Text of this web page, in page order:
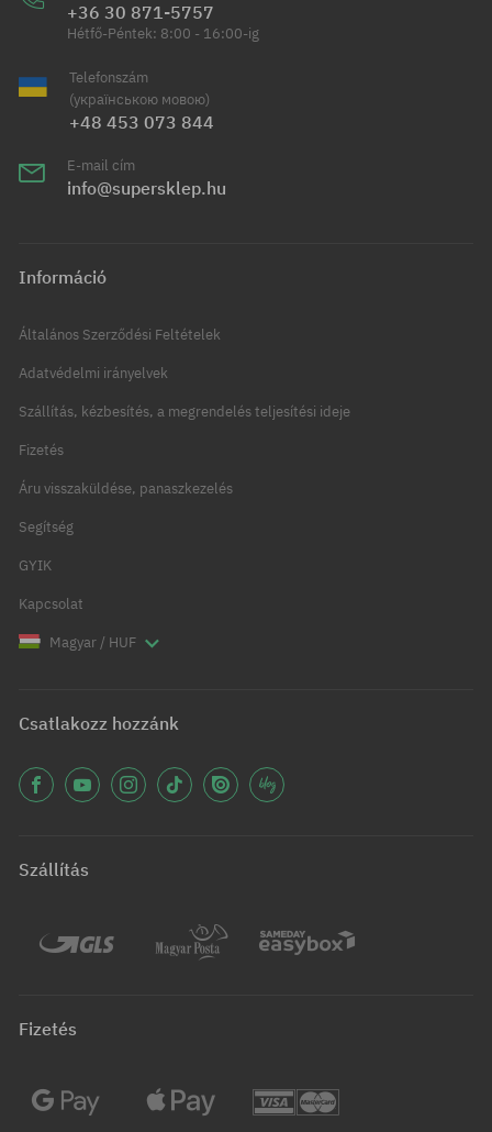
+36 30 871-5757
Hétfő-Péntek: 8:00 - 16:00-ig
Telefonszám
(українською мовою)
+48 453 073 844
E-mail cím
info@supersklep.hu
Információ
Általános Szerződési Feltételek
Adatvédelmi irányelvek
Szállítás, kézbesítés, a megrendelés teljesítési ideje
Fizetés
Áru visszaküldése, panaszkezelés
Segítség
GYIK
Kapcsolat
Magyar / HUF
Csatlakozz hozzánk
Szállítás
Fizetés